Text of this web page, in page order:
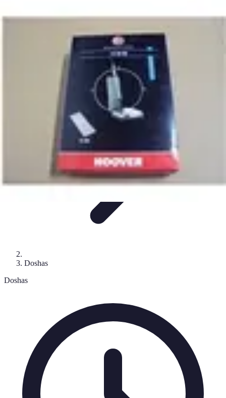
InformationSanté et Bien-êtrePratiques et RituelsÉquilibre des
Santé Ayurvédique
Doshas
Doshas